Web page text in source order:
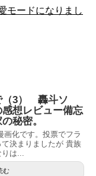
モードになりまし
（3） 轟斗ソ
想レビュー備忘
秘密。
画化です。投票でフラ
決まりましたが 貴族
りは...
む